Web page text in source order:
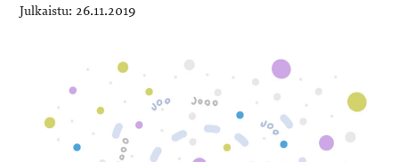
26.11.2019